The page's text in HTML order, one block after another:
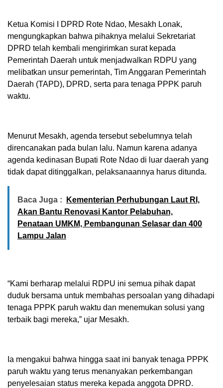
Ketua Komisi I DPRD Rote Ndao, Mesakh Lonak,
mengungkapkan bahwa pihaknya melalui Sekretariat
DPRD telah kembali mengirimkan surat kepada
Pemerintah Daerah untuk menjadwalkan RDPU yang
melibatkan unsur pemerintah, Tim Anggaran Pemerintah
Daerah (TAPD), DPRD, serta para tenaga PPPK paruh
waktu.
Menurut Mesakh, agenda tersebut sebelumnya telah
direncanakan pada bulan lalu. Namun karena adanya
agenda kedinasan Bupati Rote Ndao di luar daerah yang
tidak dapat ditinggalkan, pelaksanaannya harus ditunda.
Baca Juga :
Kementerian Perhubungan Laut RI,
Akan Bantu Renovasi Kantor Pelabuhan,
Penataan UMKM, Pembangunan Selasar dan 400
Lampu Jalan
“Kami berharap melalui RDPU ini semua pihak dapat
duduk bersama untuk membahas persoalan yang dihadapi
tenaga PPPK paruh waktu dan menemukan solusi yang
terbaik bagi mereka,” ujar Mesakh.
Ia mengakui bahwa hingga saat ini banyak tenaga PPPK
paruh waktu yang terus menanyakan perkembangan
penyelesaian status mereka kepada anggota DPRD.